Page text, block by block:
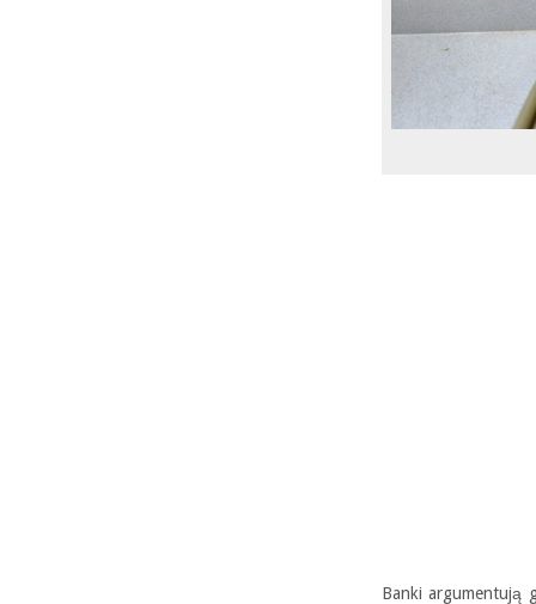
Banki argumentują